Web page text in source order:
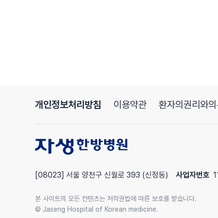
개인정보처리방침 이용약관 환자의권리와
[08023] 서울 양천구 신월로 393 (신정동) 사업자번호
본 사이트의 모든 컨텐츠는 저작권법에 따른 보호를 받습니다.
© Jaseng Hospital of Korean medicine.